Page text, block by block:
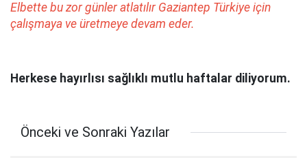
Elbette bu zor günler atlatılır Gaziantep Türkiye için
çalışmaya ve üretmeye devam eder.
Herkese hayırlısı sağlıklı mutlu haftalar diliyorum.
Önceki ve Sonraki Yazılar